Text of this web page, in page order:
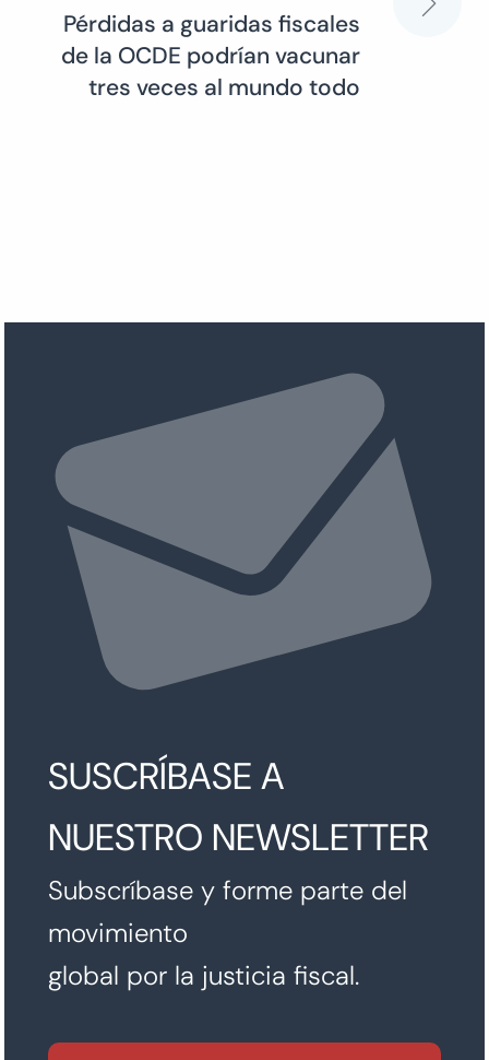
Pérdidas a guaridas fiscales
de la OCDE podrían vacunar
tres veces al mundo todo
SUSCRÍBASE A
NUESTRO NEWSLETTER
Subscríbase y forme parte del
movimiento
global por la justicia fiscal.